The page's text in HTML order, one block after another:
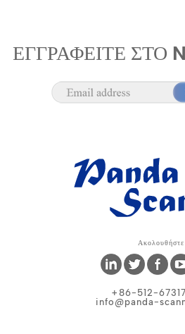
ΕΓΓΡΑΦΕΊΤΕ ΣΤΟ
+86-512-
info@panda-